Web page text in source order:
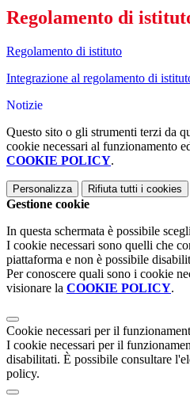
Regolamento di
Regolamento di istituto
Integrazione al regolamento di
Notizie
Questo sito o gli strumenti terzi da
cookie necessari al funzionamento
COOKIE POLICY.
Personalizza Rifiuta tutti i cookies
Gestione cookie
In questa schermata è possibile
I cookie necessari sono quelli che
piattaforma e non è possibile
Per conoscere quali sono i cookie
visionare la COOKIE POLICY.
Cookie necessari per il
I cookie necessari per il
disabilitati. È possibile consultare
policy.